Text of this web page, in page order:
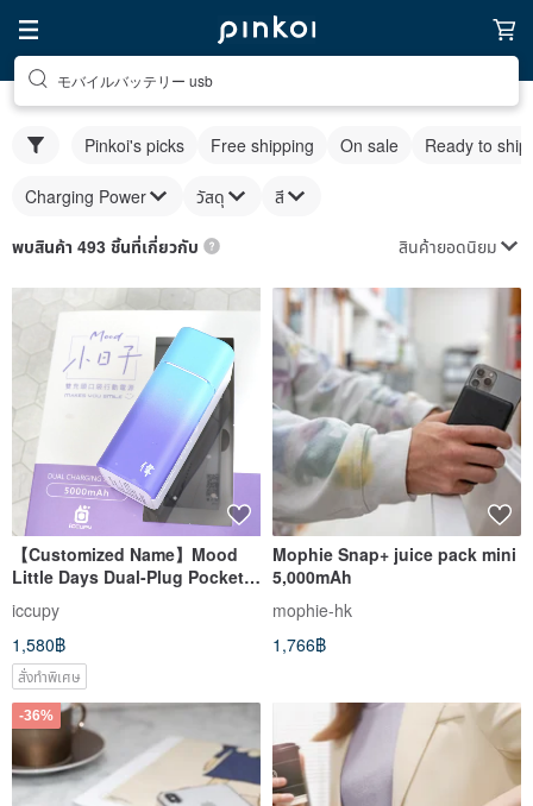
モバイルバッテリー usb
Pinkoi's picks Free shipping On sale Ready to ship
Charging Power วัสดุ สี
พบสินค้า 493 ชิ้นที่เกี่ยวกับ สินค้ายอดนิยม
【Customized Name】Mood
Little Days Dual-Plug Pocket
Power Bank Valentine's Gift
Box Birthday Present
iccupy
1,580฿
สั่งทำพิเศษ
Mophie Snap+ juice pack mini
5,000mAh
mophie-hk
1,766฿
-36%